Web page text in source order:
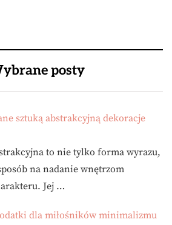
posty
sztuką abstrakcyjną dekoracje
to nie tylko forma wyrazu,
na nadanie wnętrzom
Jej …
dla miłośników minimalizmu